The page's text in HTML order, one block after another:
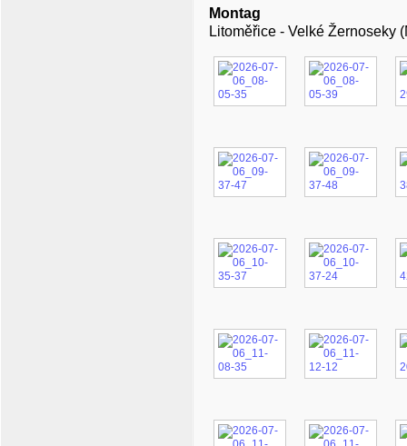
Montag
Litoměřice - Velké Žernoseky